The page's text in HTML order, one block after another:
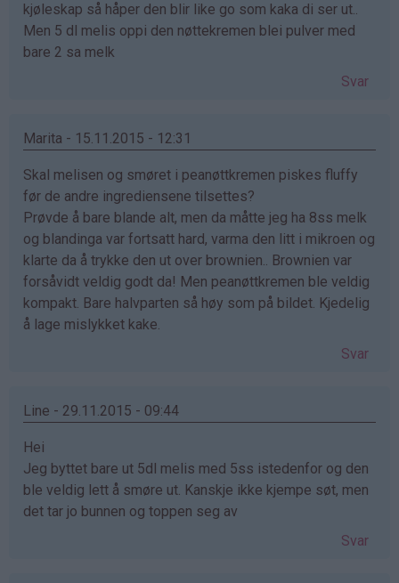
kjøleskap så håper den blir like go som kaka di ser ut..
Men 5 dl melis oppi den nøttekremen blei pulver med
bare 2 sa melk
Svar
Marita - 15.11.2015 - 12:31
Skal melisen og smøret i peanøttkremen piskes fluffy
før de andre ingrediensene tilsettes?
Prøvde å bare blande alt, men da måtte jeg ha 8ss melk
og blandinga var fortsatt hard, varma den litt i mikroen og
klarte da å trykke den ut over brownien.. Brownien var
forsåvidt veldig godt da! Men peanøttkremen ble veldig
kompakt. Bare halvparten så høy som på bildet. Kjedelig
å lage mislykket kake.
Svar
Line - 29.11.2015 - 09:44
Hei
Jeg byttet bare ut 5dl melis med 5ss istedenfor og den
ble veldig lett å smøre ut. Kanskje ikke kjempe søt, men
det tar jo bunnen og toppen seg av
Svar